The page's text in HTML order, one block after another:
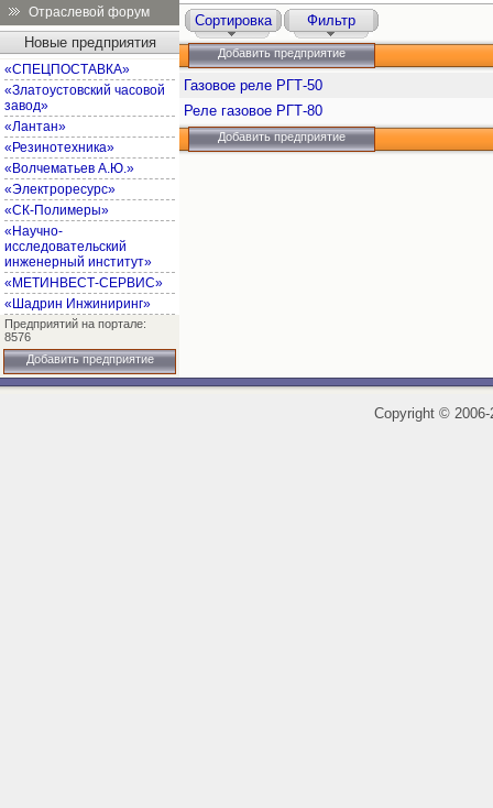
Отраслевой форум
Новые предприятия
«СПЕЦПОСТАВКА»
«Златоустовский часовой
завод»
«Лантан»
«Резинотехника»
«Волчематьев А.Ю.»
«Электроресурс»
«СК-Полимеры»
«Научно-
исследовательский
инженерный институт»
«МЕТИНВЕСТ-СЕРВИС»
«Шадрин Инжиниринг»
Предприятий на портале:
8576
Добавить предприятие
Сортировка
Фильтр
Добавить предприятие
Газовое реле РГТ-50
Реле газовое РГТ-80
Добавить предприятие
Copyright ©